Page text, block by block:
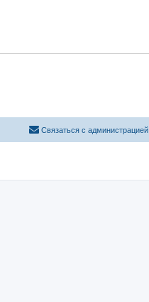
Связаться с администрацией